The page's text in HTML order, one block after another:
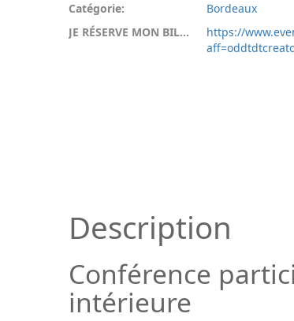
Catégorie:
Bordeaux
JE RÉSERVE MON BILLET:
https://
Description
Conférence
intérieure